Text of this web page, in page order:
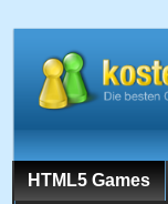
HTML5 Games